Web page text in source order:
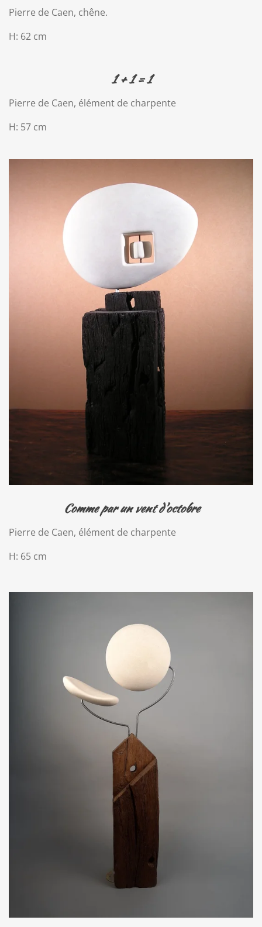
Pierre de Caen, chêne.
H: 62 cm
1 + 1 = 1
Pierre de Caen, élément de charpente
H: 57 cm
Comme par un vent d'octobre
Pierre de Caen, élément de charpente
H: 65 cm